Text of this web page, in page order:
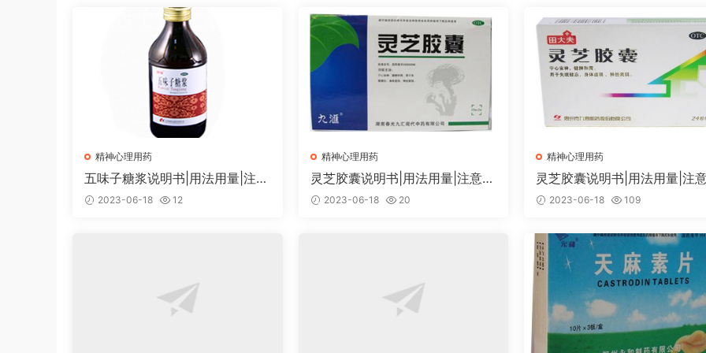
精神心理用药
五味子糖浆说明书|用法用量|注意
事项2023-06-18 12
精神心理用药
灵芝胶囊说明书|用法用量|注意事
项 2023-06-18 20
精神心理用药
灵芝胶囊说明书|用法用量|注
项 2023-06-18 109